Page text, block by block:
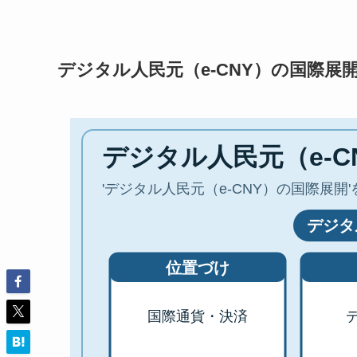
デジタル人民元（e-CNY）の国際展